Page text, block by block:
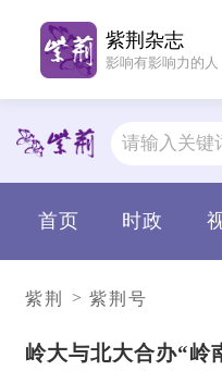
首页 时政
紫荆 > 紫荆号
岭大与北大合办“岭
紫荆杂志
影响有影响力的人